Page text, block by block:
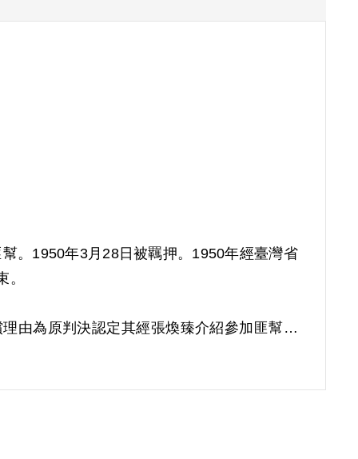
。1950年3月28日被羈押。1950年經臺灣省
由為原判決認定其經張煥臻介紹參加匪幫，